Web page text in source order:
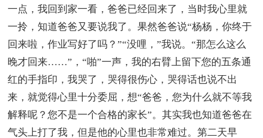
一点，我回到家一看，爸爸已经回来了，当时我心里就
一拎，知道爸爸又要说我了。果然爸爸说“杨杨，你终于
回来啦，作业写好了吗？”“没哩，”我说。“那怎么这么
晚才回来……”，“啪”一声，我的右臂上留下您的五条通
红的手指印，我哭了，哭得很伤心，哭得话也说不出
来，就觉得心里十分委屈，想“爸爸，您为什么就不等我
解释呢？您不是一个合格的家长”。其实我也知道爸爸在
气头上打了我，但是他的心里也非常难过。第二天早